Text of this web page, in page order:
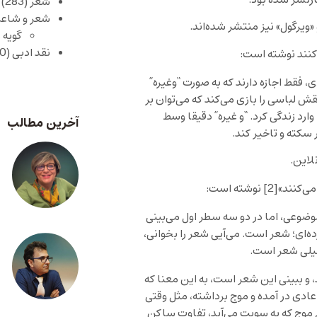
نیز منتشر شده‌اند.
نوشته است:
اجازه دارند که به صورت “وغیره”
لباسی را بازی می‌کند که می‌توان بر
زندگی کرد. “و غیره” دقیقا وسط
و تاخیر کند.
[2]
نوشته است:
اما در دو سه سطر اول می‌بینی
شعر است. می‌آیی شعر را بخوانی،
شعر است.
ببینی این شعر است، به این معنا که
در آمده و موج برداشته، مثل وقتی
که به سویت می‌آید، تفاوت ساکن
شعر و
نقد ادبی(430)
آخرین مطالب